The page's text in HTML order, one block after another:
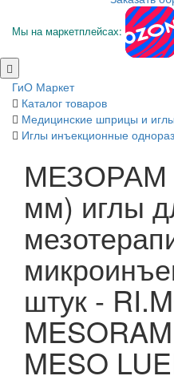
Мы на маркетплейсах:
ГиО Маркет
Каталог товаров
Медицинские шприцы и иглы
Иглы инъекционные
МЕЗОРАМ
мм) иглы
штук -
MESO